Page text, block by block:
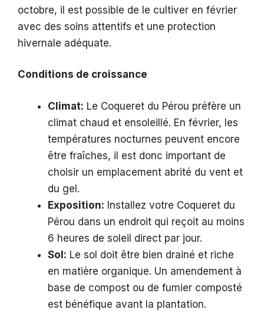
octobre, il est possible de le cultiver en février
avec des soins attentifs et une protection
hivernale adéquate.
Conditions de croissance
Climat: Le Coqueret du Pérou préfère un
climat chaud et ensoleillé. En février, les
températures nocturnes peuvent encore
être fraîches, il est donc important de
choisir un emplacement abrité du vent et
du gel.
Exposition: Installez votre Coqueret du
Pérou dans un endroit qui reçoit au moins
6 heures de soleil direct par jour.
Sol: Le sol doit être bien drainé et riche
en matière organique. Un amendement à
base de compost ou de fumier composté
est bénéfique avant la plantation.